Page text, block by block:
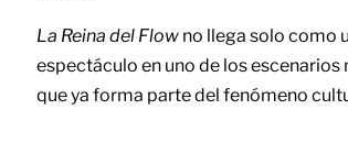
La Reina del Flow no llega solo como
espectáculo en uno de los
que ya forma parte del fenómeno